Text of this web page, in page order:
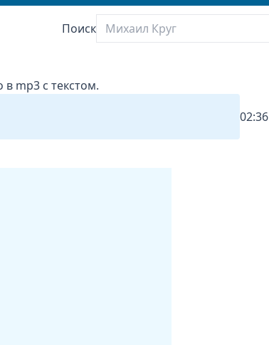
Поиск
mp3 с текстом.
02:36